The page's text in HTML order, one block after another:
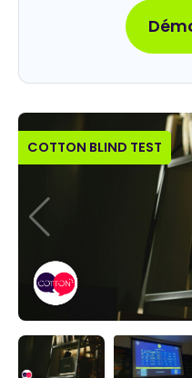
COTTON BLIND TEST